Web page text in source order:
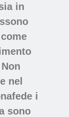
in
nel
i
sono